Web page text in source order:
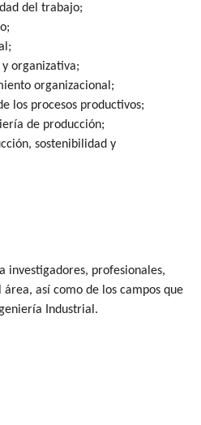
del trabajo;
organizacional;
procesos productivos;
de producción;
sostenibilidad y
investigadores, profesionales,
así como de los campos que
Industrial.